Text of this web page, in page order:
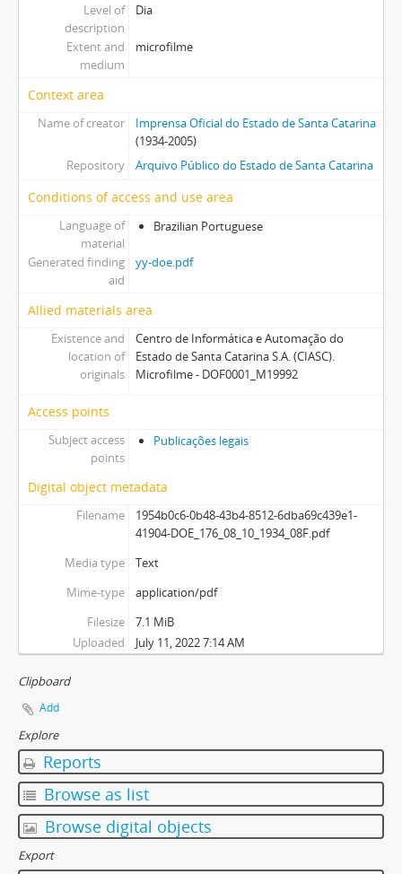
Level of
description
Dia
Extent and
medium
microfilme
Context area
Name of creator
Imprensa Oficial do Estado de Santa Catarina
(1934-2005)
Repository
Arquivo Público do Estado de Santa Catarina
Conditions of access and use area
Language of
material
Brazilian Portuguese
Generated finding
aid
yy-doe.pdf
Allied materials area
Existence and
location of
originals
Centro de Informática e Automação do
Estado de Santa Catarina S.A. (CIASC).
Microfilme - DOF0001_M19992
Access points
Subject access
points
Publicações legais
Digital object metadata
Filename
1954b0c6-0b48-43b4-8512-6dba69c439e1-
41904-DOE_176_08_10_1934_08F.pdf
Media type
Text
Mime-type
application/pdf
Filesize
7.1 MiB
Uploaded
July 11, 2022 7:14 AM
Clipboard
Add
Explore
Reports
Browse as list
Browse digital objects
Export